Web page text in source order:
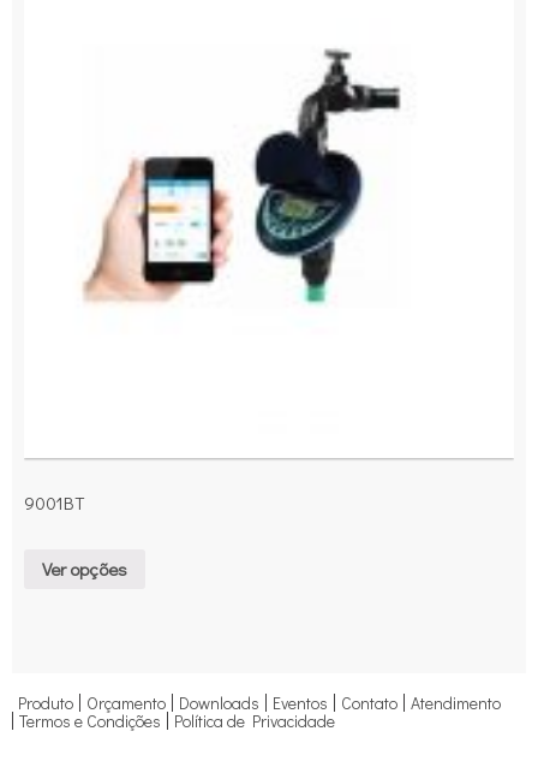
9001BT
Ver opções
Produto Orçamento Downloads Eventos Contato Atendimento
Termos e Condições Política de Privacidade